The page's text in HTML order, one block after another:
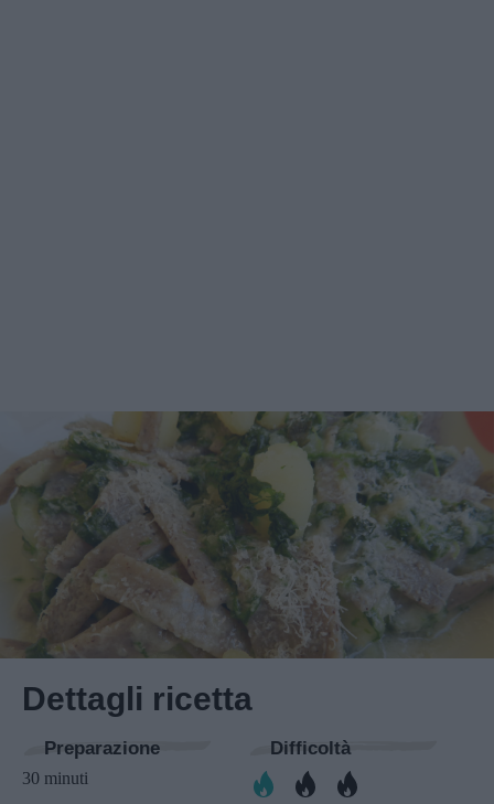
Dettagli ricetta
Preparazione
30 minuti
Difficoltà